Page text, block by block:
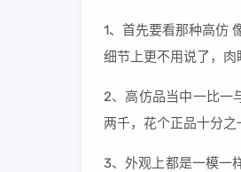
1、首先要看那种高仿
细节上更不用说了，肉
2、高仿品当中一比一
两千，花个正品十分之
3、外观上都是一模一